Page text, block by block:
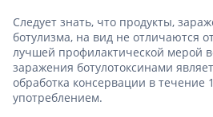
Следует знать, что продукты,
ботулизма, на вид не отличаются
лучшей профилактической мерой
заражения ботулотоксинами
обработка консервации в течение
употреблением.